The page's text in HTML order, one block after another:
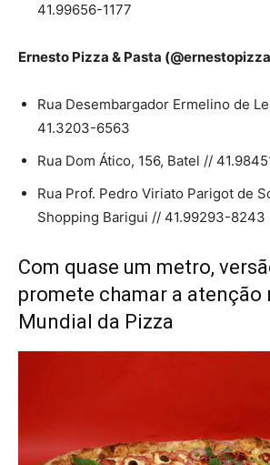
41.99656-1177
Ernesto Pizza & Pasta
Rua Desembargador Ermelino de
41.3203-6563
Rua Dom Ático, 156, Batel //
Rua Prof. Pedro Viriato Parigot de
Shopping Barigui // 41.99293-8243
Com quase um metro,
promete chamar a atenção
Mundial da Pizza